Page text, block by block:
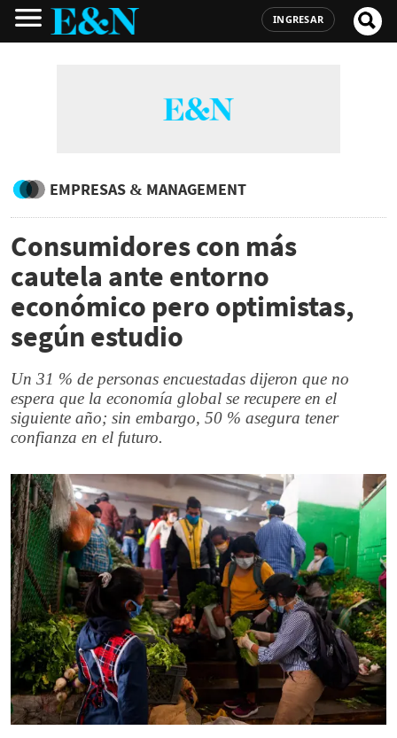
INGRESAR
EMPRESAS & MANAGEMENT
Consumidores con más
cautela ante entorno
económico pero optimistas,
según estudio
Un 31 % de personas encuestadas dijeron que no
espera que la economía global se recupere en el
siguiente año; sin embargo, 50 % asegura tener
confianza en el futuro.